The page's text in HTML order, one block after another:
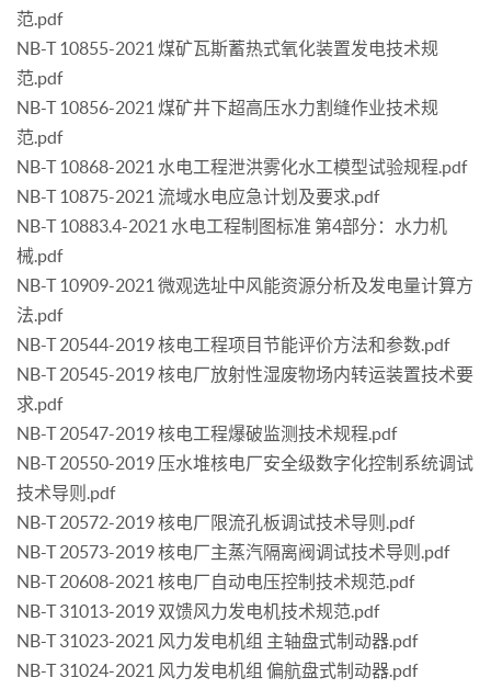
范.pdf
NB-T 10855-2021 煤矿瓦斯蓄热式氧化装置发电技术规
范.pdf
NB-T 10856-2021 煤矿井下超高压水力割缝作业技术规
范.pdf
NB-T 10868-2021 水电工程泄洪雾化水工模型试验规程.pdf
NB-T 10875-2021 流域水电应急计划及要求.pdf
NB-T 10883.4-2021 水电工程制图标准 第4部分：水力机
械.pdf
NB-T 10909-2021 微观选址中风能资源分析及发电量计算方
法.pdf
NB-T 20544-2019 核电工程项目节能评价方法和参数.pdf
NB-T 20545-2019 核电厂放射性湿废物场内转运装置技术要
求.pdf
NB-T 20547-2019 核电工程爆破监测技术规程.pdf
NB-T 20550-2019 压水堆核电厂安全级数字化控制系统调试
技术导则.pdf
NB-T 20572-2019 核电厂限流孔板调试技术导则.pdf
NB-T 20573-2019 核电厂主蒸汽隔离阀调试技术导则.pdf
NB-T 20608-2021 核电厂自动电压控制技术规范.pdf
NB-T 31013-2019 双馈风力发电机技术规范.pdf
NB-T 31023-2021 风力发电机组 主轴盘式制动器.pdf
NB-T 31024-2021 风力发电机组 偏航盘式制动器.pdf